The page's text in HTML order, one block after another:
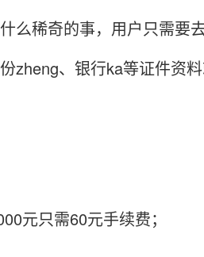
么稀奇的事，用户只需要
zheng、银行ka等证件资
元只需60元手续费；